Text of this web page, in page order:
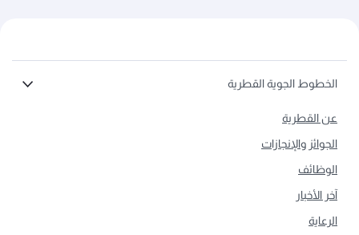
الخطوط الجوية القطرية
عن القطرية
الجوائز والإنجازات
الوظائف
آخر الأخبار
الرعاية